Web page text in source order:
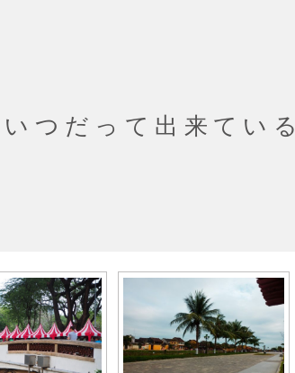
つだって出来ている